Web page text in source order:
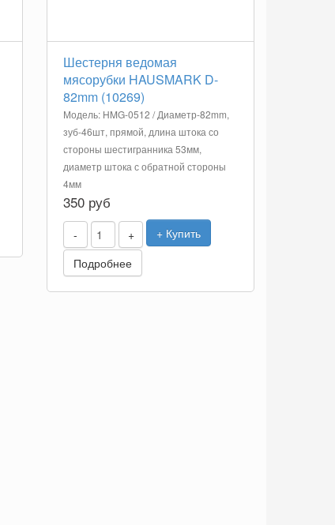
Шестерня ведомая
мясорубки HAUSMARK D-
82mm (10269)
Модель: HMG-0512 / Диаметр-82mm,
зуб-46шт, прямой, длина штока со
стороны шестигранника 53мм,
диаметр штока с обратной стороны
4мм
350 руб
- +
+ Купить
Подробнее